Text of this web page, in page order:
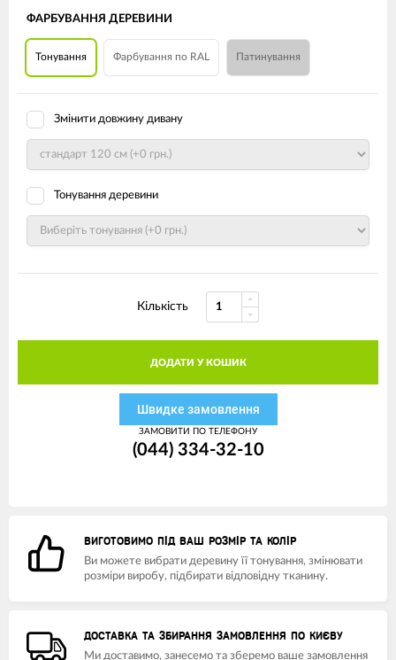
ФАРБУВАННЯ ДЕРЕВИНИ
Тонування Фарбування по RAL Патинування
Змінити довжину дивану
Тонування деревини
Кількість
ДОДАТИ У КОШИК
Швидке замовлення
ЗАМОВИТИ ПО ТЕЛЕФОНУ
(044) 334-32-10
ВИГОТОВИМО ПІД ВАШ РОЗМІР ТА КОЛІР
Ви можете вибрати деревину її тонування, змінювати
розміри виробу, підбирати відповідну тканину.
ДОСТАВКА ТА ЗБИРАННЯ ЗАМОВЛЕННЯ ПО КИЄВУ
Ми доставимо, занесемо та зберемо ваше замовлення